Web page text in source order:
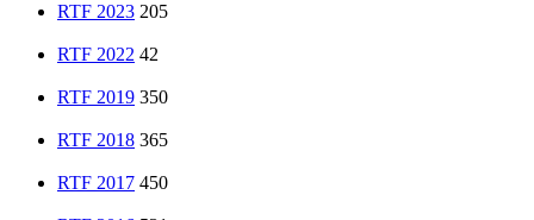
RTF 2023 205
RTF 2022 42
RTF 2019 350
RTF 2018 365
RTF 2017 450